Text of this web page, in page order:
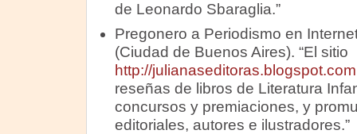
de Leonardo Sbaraglia.”
Pregonero a Periodismo en
(Ciudad de Buenos Aires). “El sitio
http://julianaseditoras.blogspot.com
reseñas de libros de Literatura
concursos y premiaciones, y
editoriales, autores e ilustradores.”